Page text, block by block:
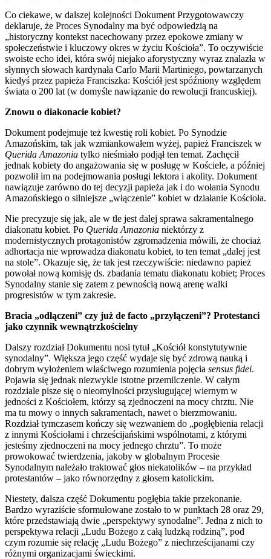
Co ciekawe, w dalszej kolejności Dokument Przygotowawczy
deklaruje, że Proces Synodalny ma być odpowiedzią na
„historyczny kontekst nacechowany przez epokowe zmiany w
społeczeństwie i kluczowy okres w życiu Kościoła”. To oczywiście
swoiste echo idei, która swój niejako aforystyczny wyraz znalazła w
słynnych słowach kardynała Carlo Marii Martiniego, powtarzanych
kiedyś przez papieża Franciszka: Kościół jest spóźniony względem
świata o 200 lat (w domyśle nawiązanie do rewolucji francuskiej).
Znowu o diakonacie kobiet?
Dokument podejmuje też kwestię roli kobiet. Po Synodzie
Amazońskim, tak jak wzmiankowałem wyżej, papież Franciszek w
Querida Amazonia tylko nieśmiało podjął ten temat. Zachęcił
jednak kobiety do angażowania się w posługę w Kościele, a później
pozwolił im na podejmowania posługi lektora i akolity. Dokument
nawiązuje zarówno do tej decyzji papieża jak i do wołania Synodu
Amazońskiego o silniejsze „włączenie” kobiet w działanie Kościoła.
Nie precyzuje się jak, ale w tle jest dalej sprawa sakramentalnego
diakonatu kobiet. Po Querida Amazonia niektórzy z
modernistycznych protagonistów zgromadzenia mówili, że chociaż
adhortacja nie wprowadza diakonatu kobiet, to ten temat „dalej jest
na stole”. Okazuje się, że tak jest rzeczywiście: niedawno papież
powołał nową komisję ds. zbadania tematu diakonatu kobiet; Proces
Synodalny stanie się zatem z pewnością nową arenę walki
progresistów w tym zakresie.
Bracia „odłączeni” czy już de facto „przyłączeni”? Protestanci
jako czynnik wewnątrzkościelny
Dalszy rozdział Dokumentu nosi tytuł „Kościół konstytutywnie
synodalny”. Większa jego część wydaje się być zdrową nauką i
dobrym wyłożeniem właściwego rozumienia pojęcia sensus fidei.
Pojawia się jednak niezwykle istotne przemilczenie. W całym
rozdziale pisze się o nieomylności przysługującej wiernym w
jedności z Kościołem, którzy są zjednoczeni na mocy chrztu. Nie
ma tu mowy o innych sakramentach, nawet o bierzmowaniu.
Rozdział tymczasem kończy się wezwaniem do „pogłębienia relacji
z innymi Kościołami i chrześcijańskimi wspólnotami, z którymi
jesteśmy zjednoczeni na mocy jednego chrztu”. To może
prowokować twierdzenia, jakoby w globalnym Procesie
Synodalnym należało traktować głos niekatolików – na przykład
protestantów – jako równorzędny z głosem katolickim.
Niestety, dalsza część Dokumentu pogłębia takie przekonanie.
Bardzo wyraziście sformułowane zostało to w punktach 28 oraz 29,
które przedstawiają dwie „perspektywy synodalne”. Jedna z nich to
perspektywa relacji „Ludu Bożego z całą ludzką rodziną”, pod
czym rozumie się relację „Ludu Bożego” z niechrześcijanami czy
różnymi organizacjami świeckimi.